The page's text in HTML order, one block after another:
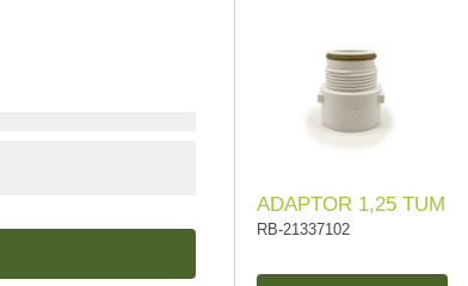
ADAPTOR 1,25 TUM
RB-21337102